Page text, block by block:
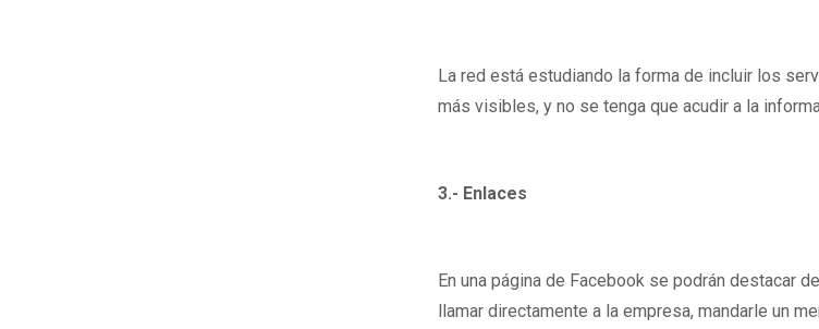
La red está estudiando la forma de incluir los
más visibles, y no se tenga que acudir a la
3.- Enlaces
En una página de Facebook se podrán destacar
llamar directamente a la empresa, mandarle un